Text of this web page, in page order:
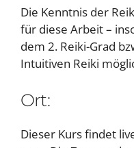
Die Kenntnis der
für diese Arbeit –
dem 2. Reiki-Grad
Intuitiven Reiki
Ort:
Dieser Kurs findet